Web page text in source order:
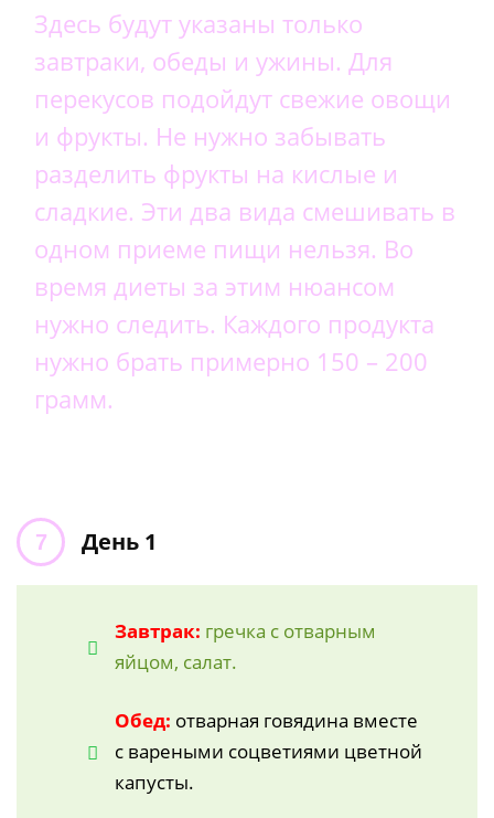
Здесь будут указаны только
завтраки, обеды и ужины. Для
перекусов подойдут свежие овощи
и фрукты. Не нужно забывать
разделить фрукты на кислые и
сладкие. Эти два вида смешивать в
одном приеме пищи нельзя. Во
время диеты за этим нюансом
нужно следить. Каждого продукта
нужно брать примерно 150 – 200
грамм.
День 1
Завтрак: гречка с отварным
яйцом, салат.
Обед: отварная говядина вместе
с вареными соцветиями цветной
капусты.